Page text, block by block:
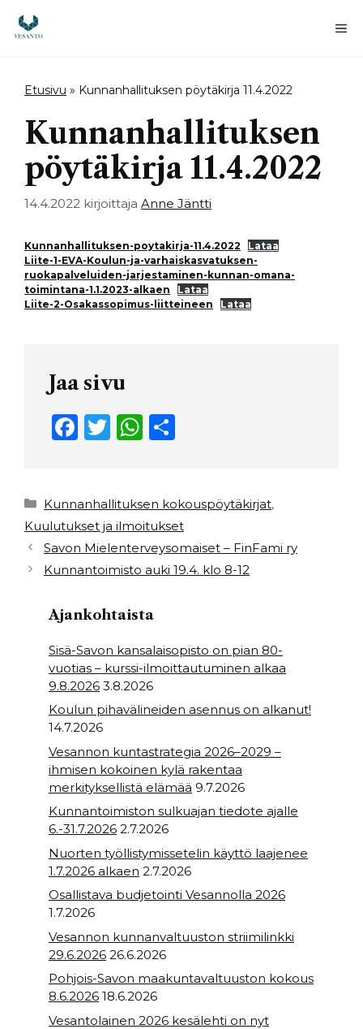
sisältöön
Etusivu » Kunnanhallituksen pöytäkirja 11.4.2022
Kunnanhallituksen
pöytäkirja 11.4.2022
14.4.2022 kirjoittaja Anne Jäntti
Kunnanhallituksen-poytakirja-11.4.2022
Lataa
Liite-1-EVA-Koulun-ja-varhaiskasvatuksen-
ruokapalveluiden-jarjestaminen-kunnan-omana-
toimintana-1.1.2023-alkaen
Lataa
Liite-2-Osakassopimus-liitteineen
Lataa
Jaa sivu
F
e
b
o
o
k
T
t
e
r
W
ts
A
p
p
e
Kategoriat
Kunnanhallituksen kokouspöytäkirjat,
Kuulutukset ja ilmoitukset
Savon Mielenterveysomaiset – FinFami ry
Kunnantoimisto auki 19.4. klo 8-12
Ajankohtaista
Sisä-Savon kansalaisopisto on pian 80-
vuotias – kurssi-ilmoittautuminen alkaa
9.8.2026 3.8.2026
Koulun pihavälineiden asennus on alkanut!
14.7.2026
Vesannon kuntastrategia 2026–2029 –
ihmisen kokoinen kylä rakentaa
merkityksellistä elämää 9.7.2026
Kunnantoimiston sulkuajan tiedote ajalle
6.-31.7.2026 2.7.2026
Nuorten työllistymissetelin käyttö laajenee
1.7.2026 alkaen 2.7.2026
Osallistava budjetointi Vesannolla 2026
1.7.2026
Vesannon kunnanvaltuuston striimilinkki
29.6.2026 26.6.2026
Pohjois-Savon maakuntavaltuuston kokous
8.6.2026 18.6.2026
Vesantolainen 2026 kesälehti on nyt